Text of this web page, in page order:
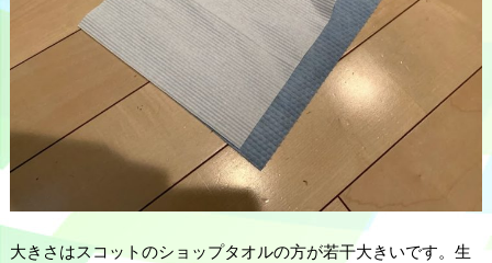
大きさはスコットのショップタオルの方が若干大きいです。生